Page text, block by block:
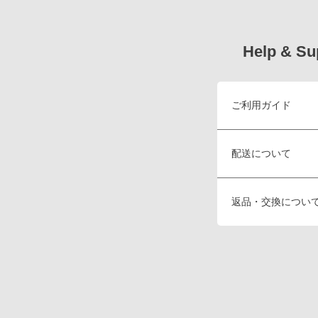
Help &
ご利用ガイド
配送について
返品・交換につい